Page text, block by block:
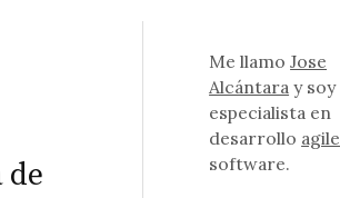
de
Me llamoJose
Alcántara y soy
especialista en
desarrollo agile
software.